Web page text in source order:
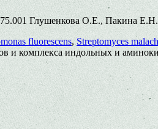
Глушенкова О.Е., Пакина
fluorescens,Streptomyces
и комплекса индольных и